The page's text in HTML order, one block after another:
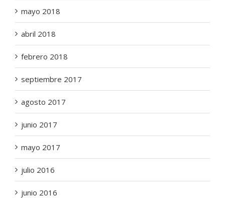
mayo 2018
abril 2018
febrero 2018
septiembre 2017
agosto 2017
junio 2017
mayo 2017
julio 2016
junio 2016